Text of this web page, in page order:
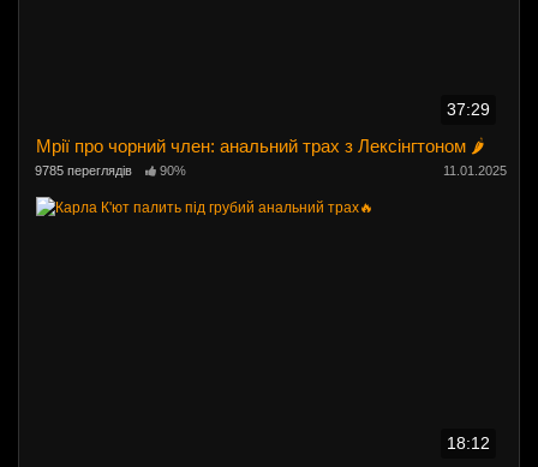
37:29
Мрії про чорний член: анальний трах з Лексінгтоном 🌶️
9785 переглядів 90% 11.01.2025
18:12